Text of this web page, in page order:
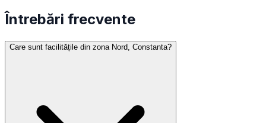
Întrebări frecvente
Care sunt facilitățile din zona Nord, Constanta?